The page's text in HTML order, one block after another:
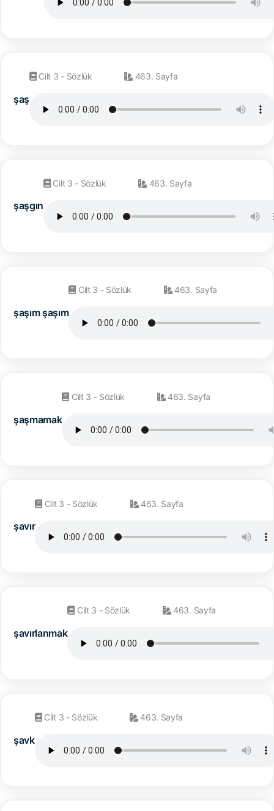
şaş
Cilt 3 - Sözlük 463. Sayfa
şaşgın
Cilt 3 - Sözlük 463. Sayfa
şaşım şaşım
Cilt 3 - Sözlük 463. Sayfa
şaşmamak
Cilt 3 - Sözlük 463. Sayfa
şavır
Cilt 3 - Sözlük 463. Sayfa
şavırlanmak
Cilt 3 - Sözlük 463. Sayfa
şavk
Cilt 3 - Sözlük 463. Sayfa